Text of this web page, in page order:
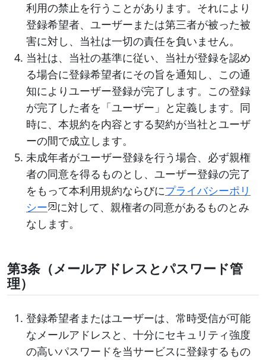
利用の禁止を行うことがあります。それにより
登録希望者、ユーザーまたは第三者が被った被
害に対し、当社は一切の責任を負いません。
当社は、当社の基準に従い、当社が登録を認め
る場合に登録希望者にその旨を通知し、この通
知によりユーザー登録が完了します。この登録
が完了した者を「ユーザー」と定義します。同
時に、本規約を内容とする契約が当社とユーザ
ーの間で成立します。
未成年者がユーザー登録を行う場合、必ず親権
者の同意を得るものとし、ユーザー登録の完了
をもって本利用規約ならびにプライバシーポリ
シー
に対して、親権者の同意があるものとみ
なします。
第3条（メールアドレスとパスワード管
理）
登録希望者またはユーザーは、常時受信が可能
なメールアドレスと、十分にセキュリティ強度
の高いパスワードを当サービスに登録するもの